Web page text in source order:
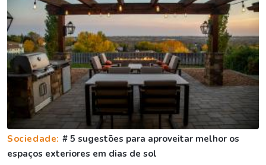
Sociedade: # 5 sugestões para aproveitar melhor os
espaços exteriores em dias de sol